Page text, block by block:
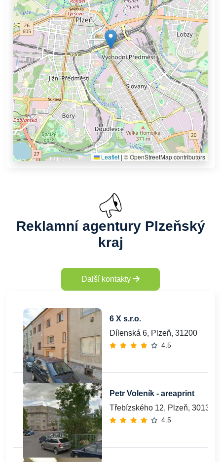
Leaflet | © OpenStreetMap contributors
Reklamní agentury Plzeňský
kraj
Další kontakty
6 X s.r.o.
Dílenská 6, Plzeň, 31200
4.5
Petr Voleník - areaprint
Třebízského 12, Plzeň, 30132
4.5